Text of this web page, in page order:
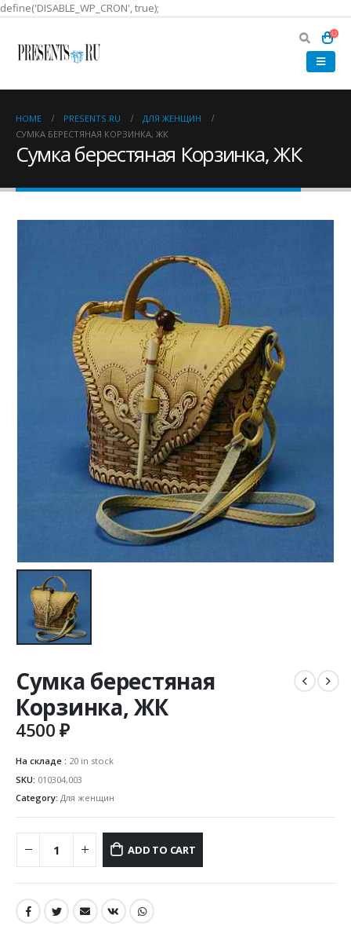
define('DISABLE_WP_CRON', true);
HOME PRESENTS.RU
ДЛЯ ЖЕНЩИН
СУМКА БЕРЕСТЯНАЯ КОРЗИНКА, ЖК
Сумка берестяная Корзинка, ЖК
Сумка берестяная
Корзинка, ЖК
4500₽
На складе : 20 in stock
SKU: 010304,003
Category: Для женщин
ADD TO CART